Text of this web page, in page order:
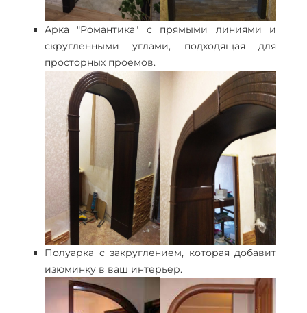
Арка "Романтика" с прямыми линиями и
скругленными углами, подходящая для
просторных проемов.
Полуарка с закруглением, которая добавит
изюминку в ваш интерьер.